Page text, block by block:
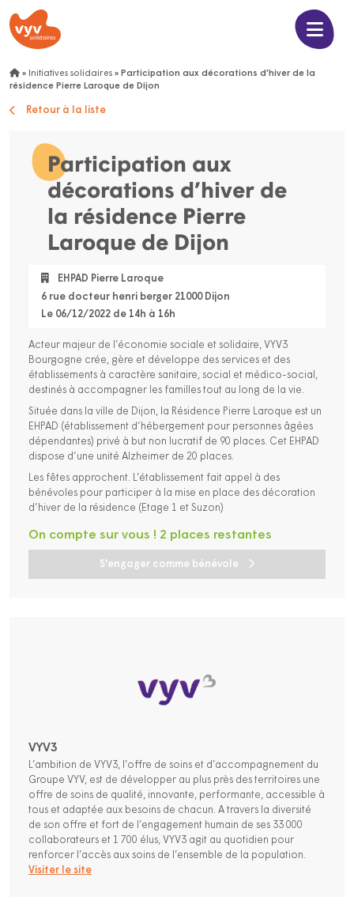
» Initiatives solidaires » Participation aux décorations d’hiver de la
résidence Pierre Laroque de Dijon
Retour à la liste
Participation aux
décorations d’hiver de
la résidence Pierre
Laroque de Dijon
EHPAD Pierre Laroque
6 rue docteur henri berger 21000 Dijon
Le 06/12/2022 de 14h à 16h
Acteur majeur de l’économie sociale et solidaire, VYV3
Bourgogne crée, gère et développe des services et des
établissements à caractère sanitaire, social et médico-social,
destinés à accompagner les familles tout au long de la vie.
Située dans la ville de Dijon, la Résidence Pierre Laroque est un
EHPAD (établissement d‘hébergement pour personnes âgées
dépendantes) privé à but non lucratif de 90 places. Cet EHPAD
dispose d‘une unité Alzheimer de 20 places.
Les fêtes approchent. L’établissement fait appel à des
bénévoles pour participer à la mise en place des décoration
d’hiver de la résidence (Etage 1 et Suzon)
S'engager comme bénévole
On compte sur vous ! 2 places restantes
VYV3
L’ambition de VYV3, l’offre de soins et d’accompagnement du
Groupe VYV, est de développer au plus près des territoires une
offre de soins de qualité, innovante, performante, accessible à
tous et adaptée aux besoins de chacun. A travers la diversité
de son offre et fort de l’engagement humain de ses 33 000
collaborateurs et 1 700 élus, VYV3 agit au quotidien pour
renforcer l’accès aux soins de l’ensemble de la population.
Visiter le site